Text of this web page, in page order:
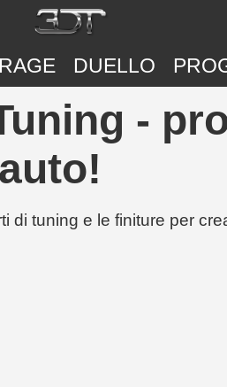
DUELLO
-
tuning e le finiture per